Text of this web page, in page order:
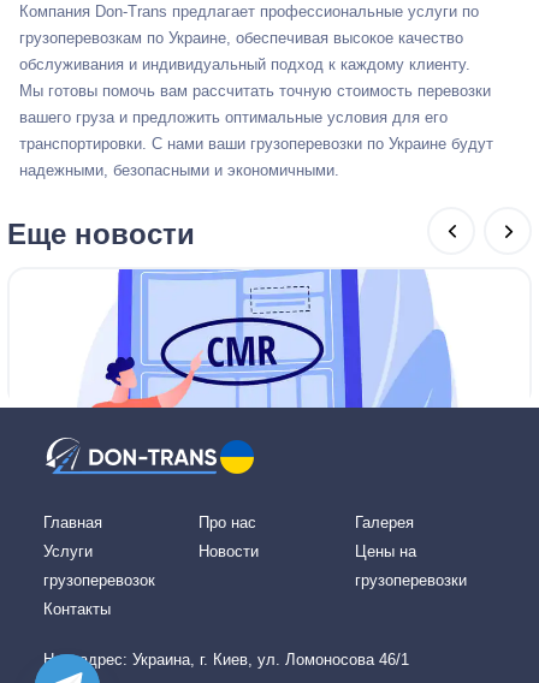
Компания Don-Trans предлагает профессиональные услуги по
грузоперевозкам по Украине, обеспечивая высокое качество
обслуживания и индивидуальный подход к каждому клиенту.
Мы готовы помочь вам рассчитать точную стоимость перевозки
вашего груза и предложить оптимальные условия для его
транспортировки. С нами ваши грузоперевозки по Украине будут
надежными, безопасными и экономичными.
Еще новости
Главная Про нас
Галерея
Услуги
грузоперевозок
Новости
Цены на
грузоперевозки
Контакты
Наш адреc: Украина, г. Киев, ул. Ломоносова 46/1